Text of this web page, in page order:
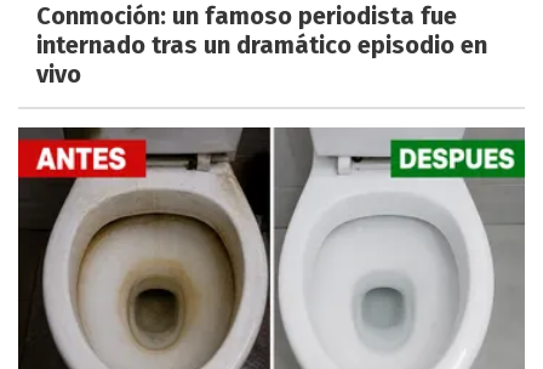
Conmoción: un famoso periodista fue
internado tras un dramático episodio en
vivo